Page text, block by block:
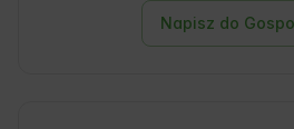
Napisz do